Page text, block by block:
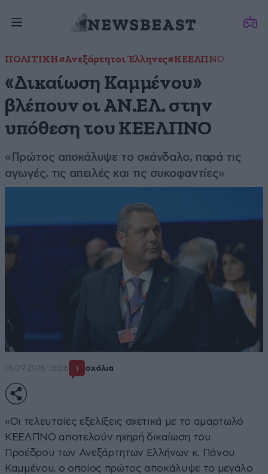
ΠΟΛΙΤΙΚΗ#Ανεξάρτητοι Έλληνες#ΚΕΕΛΠΝΟ
«Δικαίωση Καμμένου»
βλέπουν οι ΑΝ.ΕΛ. στην
υπόθεση του ΚΕΕΛΠΝΟ
«Πρώτος αποκάλυψε το σκάνδαλο, παρά τις
αγωγές, τις απειλές και τις συκοφαντίες»
16·09·2016 18:06 1 σχόλια
«Οι τελευταίες εξελίξεις σχετικά με το αμαρτωλό
ΚΕΕΛΠΝΟ αποτελούν ηχηρή δικαίωση του
Προέδρου των Ανεξάρτητων Ελλήνων κ. Πάνου
Καμμένου, ο οποίος πρώτος αποκάλυψε το μεγάλο